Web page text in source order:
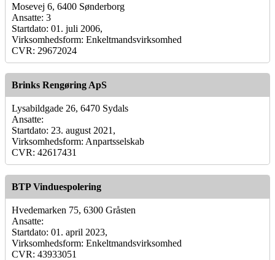
Mosevej 6, 6400 Sønderborg
Ansatte: 3
Startdato: 01. juli 2006,
Virksomhedsform: Enkeltmandsvirksomhed
CVR: 29672024
Brinks Rengøring ApS
Lysabildgade 26, 6470 Sydals
Ansatte:
Startdato: 23. august 2021,
Virksomhedsform: Anpartsselskab
CVR: 42617431
BTP Vinduespolering
Hvedemarken 75, 6300 Gråsten
Ansatte:
Startdato: 01. april 2023,
Virksomhedsform: Enkeltmandsvirksomhed
CVR: 43933051